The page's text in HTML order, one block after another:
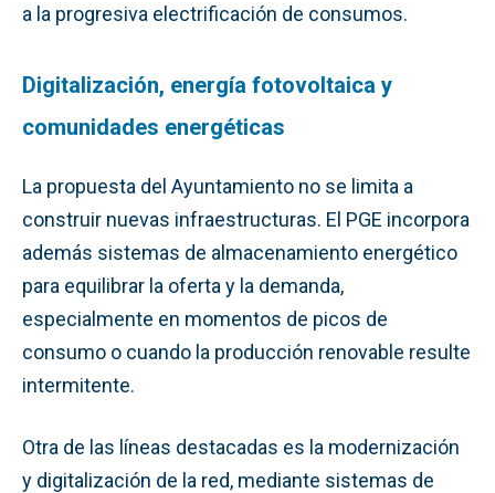
a la progresiva electrificación de consumos.
Digitalización, energía fotovoltaica y
comunidades energéticas
La propuesta del Ayuntamiento no se limita a
construir nuevas infraestructuras. El PGE incorpora
además sistemas de almacenamiento energético
para equilibrar la oferta y la demanda,
especialmente en momentos de picos de
consumo o cuando la producción renovable resulte
intermitente.
Otra de las líneas destacadas es la modernización
y digitalización de la red, mediante sistemas de